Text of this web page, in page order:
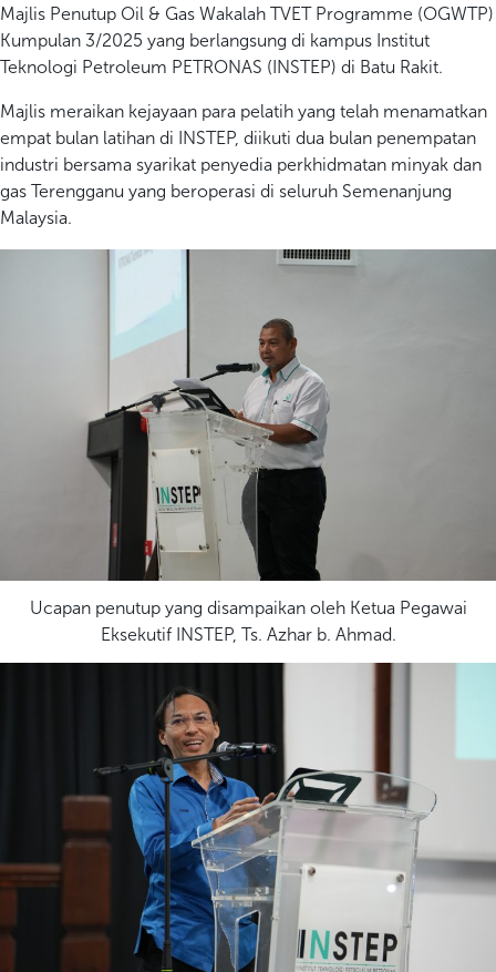
Majlis Penutup Oil & Gas Wakalah TVET Programme (OGWTP)
Kumpulan 3/2025 yang berlangsung di kampus Institut
Teknologi Petroleum PETRONAS (INSTEP) di Batu Rakit.
Majlis meraikan kejayaan para pelatih yang telah menamatkan
empat bulan latihan di INSTEP, diikuti dua bulan penempatan
industri bersama syarikat penyedia perkhidmatan minyak dan
gas Terengganu yang beroperasi di seluruh Semenanjung
Malaysia.
Ucapan penutup yang disampaikan oleh Ketua Pegawai
Eksekutif INSTEP, Ts. Azhar b. Ahmad.